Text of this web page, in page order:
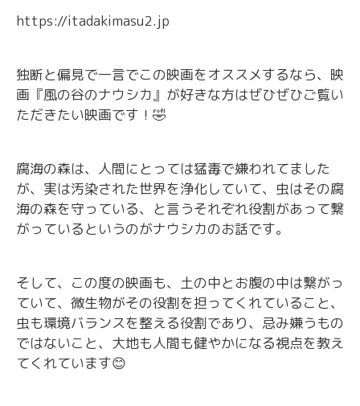
https://itadakimasu2.jp
独断と偏見で一言でこの映画をオススメするなら、映
画『風の谷のナウシカ』が好きな方はぜひぜひご覧い
ただきたい映画です！ 🤣
腐海の森は、人間にとっては猛毒で嫌われてました
が、実は汚染された世界を浄化していて、虫はその腐
海の森を守っている、と言うそれぞれ役割があって繋
がっているというのがナウシカのお話です。
そして、この度の映画も、土の中とお腹の中は繋がっ
ていて、微生物がその役割を担ってくれていること、
虫も環境バランスを整える役割であり、忌み嫌うもの
ではないこと、大地も人間も健やかになる視点を教え
てくれています😊